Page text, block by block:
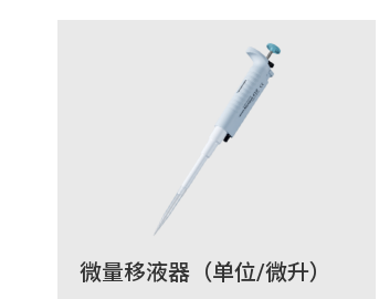
微量移液器（单位/微升）